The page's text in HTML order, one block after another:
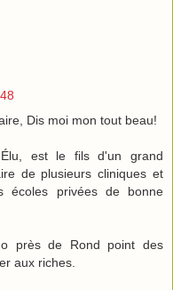
Dis moi mon tout beau!
est le fils d'un grand
de plusieurs cliniques et
privées de bonne
près de Rond point des
aux riches.